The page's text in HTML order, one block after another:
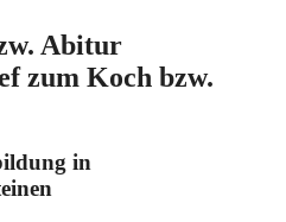
Abitur
zum Koch bzw.
in